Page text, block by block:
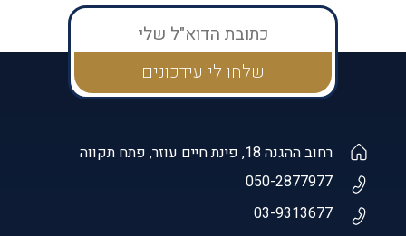
רחוב ההגנה 18, פינת חיים עוזר, פתח תקווה
050-2877977
03-9313677